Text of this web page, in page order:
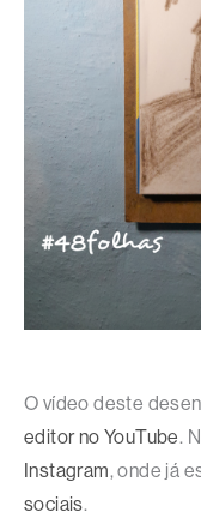
O vídeo deste
editor no YouTube.
Instagram, onde já
sociais.